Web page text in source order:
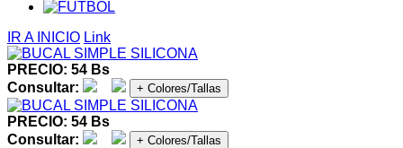
IR A INICIO Link
PRECIO: 54 Bs
Consultar:
+ Colores/Tallas
PRECIO: 54 Bs
Consultar:
+ Colores/Tallas